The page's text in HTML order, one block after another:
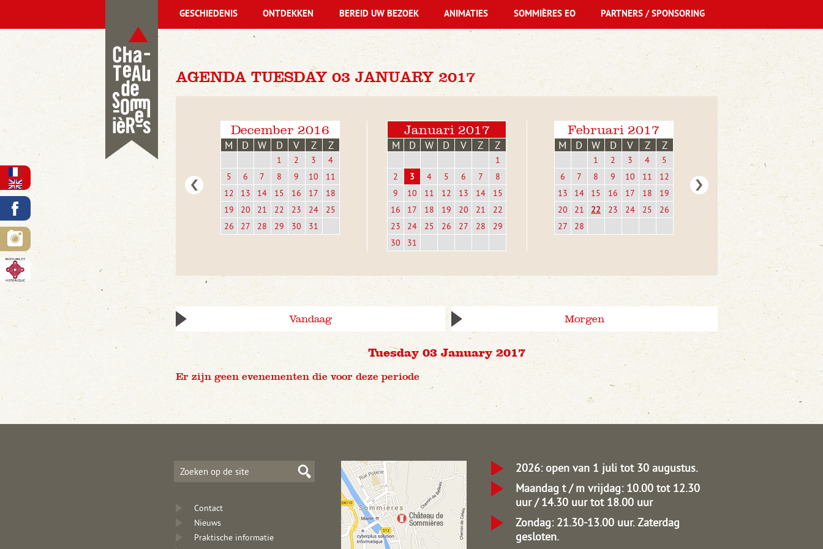
AGENDA TUESDAY 03 JANUARY 2017
December 2016
M D W D V Z Z
1 2 3
4
5
6 7 8 9 10
11
12
13 14 15 16 17
18
19
20 21 22 23 24
25
26
27 28 29 30 31
Januari 2017
M D W D V Z Z
1
2
3 4 5 6 7
8
9
10 11 12 13 14
15
16
17 18 19 20 21
22
23
24 25 26 27 28
29
30
31
Februari 2017
M D W D V Z Z
1 2 3 4
5
6
7 8 9 10 11
12
13
14 15 16 17 18
19
20
21 22 23 24 25
26
27
28
Vandaag Morgen
Tuesday 03 January 2017
Er zijn geen evenementen die voor deze periode
GESCHIEDENIS ONTDEKKEN BEREID UW BEZOEK ANIMATIES SOMMIÈRES EO PARTNERS / SPONSORING
Contact
Nieuws
Praktische informatie
2026: open van 1 juli tot 30 augustus.
Maandag t / m vrijdag: 10.00 tot 12.30
uur / 14.30 uur tot 18.00 uur
Zondag: 21.30-13.00 uur.Zaterdag
gesloten.